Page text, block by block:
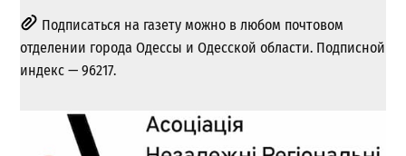
Подписаться на газету можно в любом почтовом
отделении города Одессы и Одесской области. Подписной
индекс — 96217.